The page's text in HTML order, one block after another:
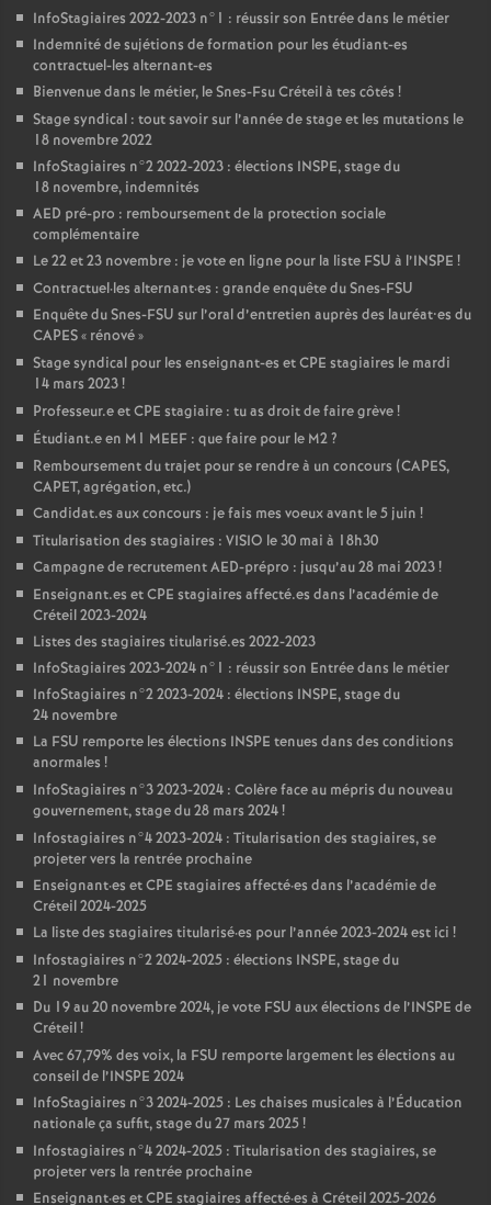
InfoStagiaires 2022-2023 n°1 : réussir son Entrée dans le métier
Indemnité de sujétions de formation pour les étudiant-es
contractuel-les alternant-es
Bienvenue dans le métier, le Snes-Fsu Créteil à tes côtés !
Stage syndical : tout savoir sur l’année de stage et les mutations le
18 novembre 2022
InfoStagiaires n°2 2022-2023 : élections INSPE, stage du
18 novembre, indemnités
AED pré-pro : remboursement de la protection sociale
complémentaire
Le 22 et 23 novembre : je vote en ligne pour la liste FSU à l’INSPE !
Contractuel·les alternant·es : grande enquête du Snes-FSU
Enquête du Snes-FSU sur l’oral d’entretien auprès des lauréat•es du
CAPES« rénové»
Stage syndical pour les enseignant-es etCPE stagiaires le mardi
14 mars 2023!
Professeur.e etCPE stagiaire : tu as droit de faire grève!
Étudiant.e en M1 MEEF : que faire pour le M2?
Remboursement du trajet pour se rendre à un concours (CAPES,
CAPET, agrégation, etc.)
Candidat.es aux concours : je fais mes voeux avant le 5 juin !
Titularisation des stagiaires : VISIO le 30 mai à 18h30
Campagne de recrutementAED-prépro : jusqu’au 28 mai 2023!
Enseignant.es etCPE stagiaires affecté.es dans l’académie de
Créteil 2023-2024
Listes des stagiaires titularisé.es 2022-2023
InfoStagiaires 2023-2024 n°1 : réussir son Entrée dans le métier
InfoStagiaires n°2 2023-2024 : élections INSPE, stage du
24 novembre
La FSU remporte les élections INSPE tenues dans des conditions
anormales !
InfoStagiaires n°3 2023-2024 : Colère face au mépris du nouveau
gouvernement, stage du 28 mars 2024!
Infostagiaires n°4 2023-2024 : Titularisation des stagiaires, se
projeter vers la rentrée prochaine
Enseignant·es etCPE stagiaires affecté·es dans l’académie de
Créteil 2024-2025
La liste des stagiaires titularisé·es pour l’année 2023-2024 est ici !
Infostagiaires n°2 2024-2025 : élections INSPE, stage du
21 novembre
Du 19 au 20 novembre 2024, je vote FSU aux élections de l’INSPE de
Créteil!
Avec 67,79% des voix, la FSU remporte largement les élections au
conseil de l’INSPE 2024
InfoStagiaires n°3 2024-2025 : Les chaises musicales à l’Éducation
nationale ça suffit, stage du 27 mars 2025!
Infostagiaires n°4 2024-2025 : Titularisation des stagiaires, se
projeter vers la rentrée prochaine
Enseignant·es etCPE stagiaires affecté·es à Créteil 2025-2026